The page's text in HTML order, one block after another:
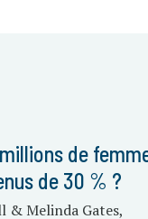
de
de 30 % ?
& Melinda Gates,